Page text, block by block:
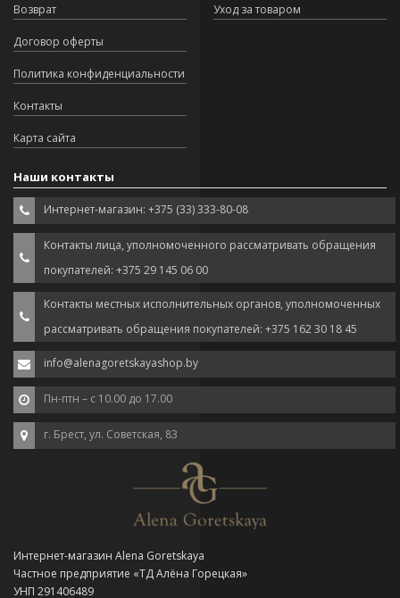
Возврат
Договор оферты
Политика конфиденциальности
Контакты
Карта сайта
Уход за товаром
Наши контакты
Интернет-магазин: +375 (33) 333-80-08
Контакты лица, уполномоченного рассматривать обращения
покупателей: +375 29 145 06 00
Контакты местных исполнительных органов, уполномоченных
рассматривать обращения покупателей: +375 162 30 18 45
info@alenagoretskayashop.by
Пн-птн – с 10.00 до 17.00
г. Брест, ул. Советская, 83
Интернет-магазин Alena Goretskaya
Частное предприятие «ТД Алёна Горецкая»
УНП 291406489